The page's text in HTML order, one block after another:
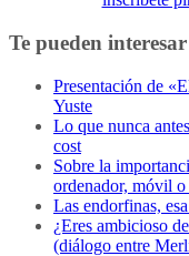
Te pueden
Presentación de
Yuste
Lo que nunca
cost
Sobre la
ordenador, móvil o
Las endorfinas,
¿Eres ambicioso
(diálogo entre